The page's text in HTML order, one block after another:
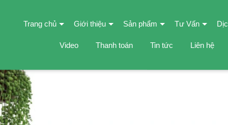
Trang chủ Giới thiệu Sản phẩm Tư Vấn
Video Thanh toán Tin tức Liên hệ